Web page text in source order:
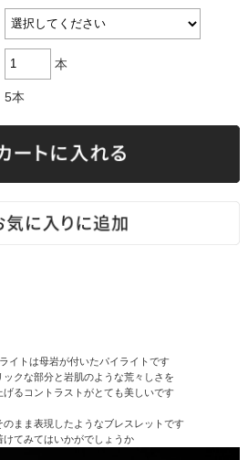
本
5本
イトは母岩が付いたパイライトです
ックな部分と岩肌のような荒々しさを
げるコントラストがとても美しいです
まま表現したようなブレスレットです
けてみてはいかがでしょうか